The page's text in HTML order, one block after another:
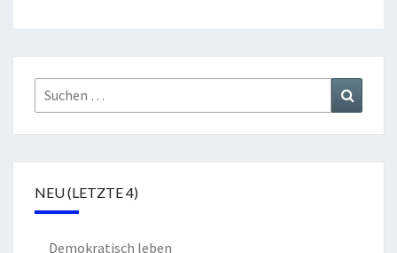
Suchen
nach:
NEU (LETZTE 4)
Demokratisch leben